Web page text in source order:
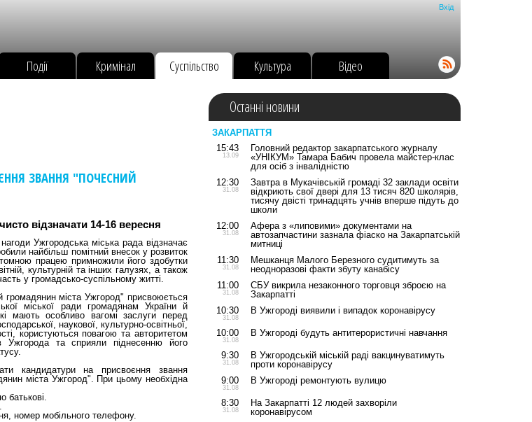
Вхід
Події Кримінал Суспільство Культура Відео
ЗВАННЯ "ПОЧЕСНИЙ
відзначати 14-16 вересня
нагоди Ужгородська міська рада відзначає
найбільш помітний внесок у розвиток
працею примножили його здобутки
культурній та інших галузях, а також
у громадсько-суспільному житті.
громадянин міста Ужгород" присвоюється
міської ради громадянам України й
мають особливо вагомі заслуги перед
наукової, культурно-освітньої,
користуються повагою та авторитетом
Ужгорода та сприяли піднесенню його
кандидатури на присвоєння звання
міста Ужгород". При цьому необхідна
батькові.
номер мобільного телефону.
Останні новини
ЗАКАРПАТТЯ
15:43
13.09
Головний редактор закарпатського журналу
«УНІКУМ» Тамара Бабич провела майстер-клас
для осіб з інвалідністю
12:30
31.08
Завтра в Мукачівській громаді 32 заклади освіти
відкриють свої двері для 13 тисяч 820 школярів,
тисячу двісті тринадцять учнів вперше підуть до
школи
12:00
31.08
Афера з «липовими» документами на
автозапчастини зазнала фіаско на Закарпатській
митниці
11:30
31.08
Мешканця Малого Березного судитимуть за
неодноразові факти збуту канабісу
11:00
31.08
СБУ викрила незаконного торговця зброєю на
Закарпатті
10:30
31.08
В Ужгороді виявили і випадок коронавірусу
10:00
31.08
В Ужгороді будуть антитерористичні навчання
9:30
31.08
В Ужгородській міській раді вакцинуватимуть
проти коронавірусу
9:00
31.08
В Ужгороді ремонтують вулицю
8:30
31.08
На Закарпатті 12 людей захворіли
коронавірусом